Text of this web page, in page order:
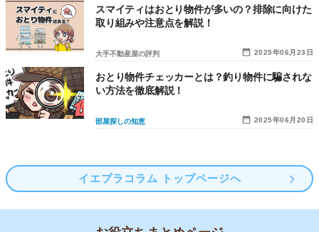
2025年06月23日
大手不動産屋の評判
スマイティはおとり物件が多いの？排除に向けた
取り組みや注意点を解説！
2025年06月20日
部屋探しの知恵
おとり物件チェッカーとは？釣り物件に騙されな
い方法を徹底解説！
イエプラコラム トップページへ